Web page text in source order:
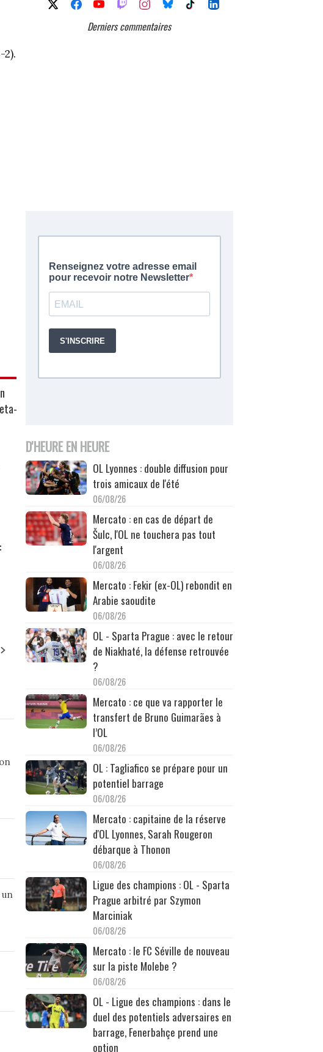
2).
Derniers commentaires
D'HEURE EN HEURE
OL Lyonnes : double diffusion pour
trois amicaux de l'été
06/08/26
Mercato : en cas de départ de
Šulc, l'OL ne touchera pas tout
l'argent
06/08/26
Mercato : Fekir (ex-OL) rebondit en
Arabie saoudite
06/08/26
OL - Sparta Prague : avec le retour
de Niakhaté, la défense retrouvée
?
06/08/26
Mercato : ce que va rapporter le
transfert de Bruno Guimarães à
l’OL
06/08/26
OL : Tagliafico se prépare pour un
potentiel barrage
06/08/26
Mercato : capitaine de la réserve
d'OL Lyonnes, Sarah Rougeron
débarque à Thonon
06/08/26
Ligue des champions : OL - Sparta
Prague arbitré par Szymon
Marciniak
06/08/26
Mercato : le FC Séville de nouveau
sur la piste Molebe ?
06/08/26
OL - Ligue des champions : dans le
duel des potentiels adversaires en
barrage, Fenerbahçe prend une
option